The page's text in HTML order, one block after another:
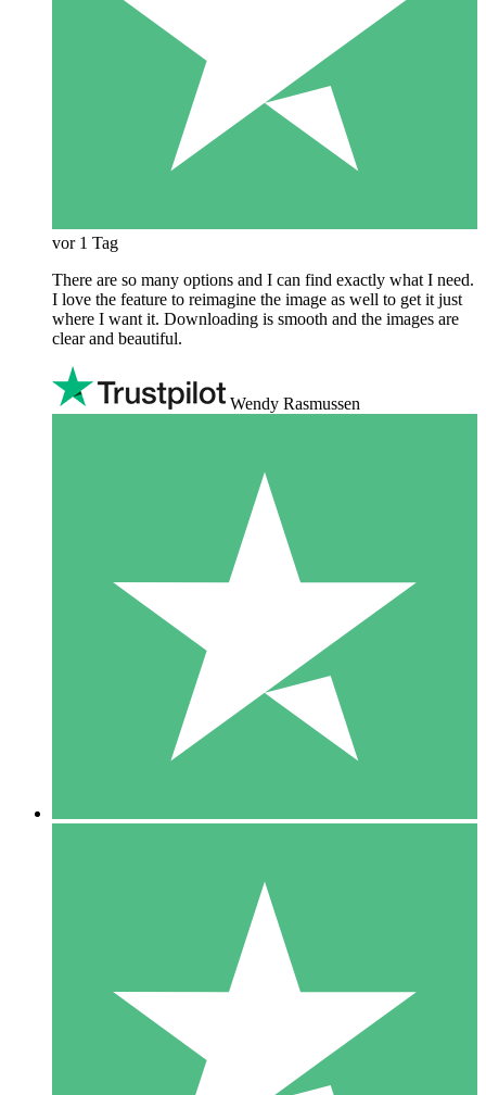
vor 1 Tag
There are so many options and I can find exactly what I need.
I love the feature to reimagine the image as well to get it just
where I want it. Downloading is smooth and the images are
clear and beautiful.
Wendy Rasmussen